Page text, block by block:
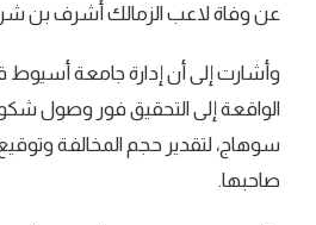
عن وفاة لاعب الزمالك أشرف بن
وأشارت إلى أن إدارة جامعة أسيوط
الواقعة إلى التحقيق فور وصول
سوهاج، لتقدير حجم المخالفة
صاحبها.